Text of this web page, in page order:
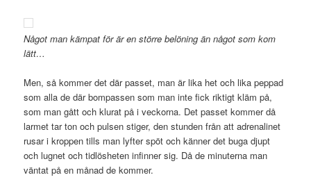
Något man kämpat för är en större belöning än något som kom
lätt…
Men, så kommer det där passet, man är lika het och lika peppad
som alla de där bompassen som man inte fick riktigt kläm på,
som man gått och klurat på i veckorna. Det passet kommer då
larmet tar ton och pulsen stiger, den stunden från att adrenalinet
rusar i kroppen tills man lyfter spöt och känner det buga djupt
och lugnet och tidlösheten infinner sig. Då de minuterna man
väntat på en månad de kommer.